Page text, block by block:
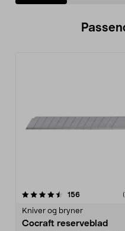
156anmeldelser
Kniver og bryner
Cocraft reserveblad